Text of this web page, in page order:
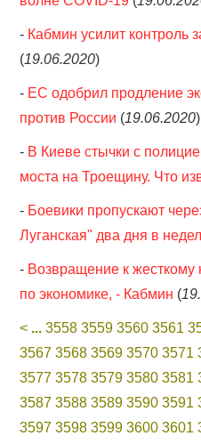
- Кабмин усилит контроль
(19.06.2020)
- ЕС одобрил продление
против России (19.06.2020)
- В Киеве стычки с
моста на Троещину. Что
- Боевики пропускают
Луганская" два дня в
- Возвращение к жесткому
по экономике, - Кабмин (
< ... 3558 3559 3560 3561
3567 3568 3569 3570 3571
3577 3578 3579 3580 3581
3587 3588 3589 3590 3591
3597 3598 3599 3600 3601